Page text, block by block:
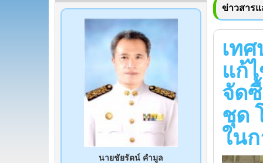
นายชัยรัตน์ คำมูล
ข่าวสาร
เท
แก้
จัด
ชุด
ใน